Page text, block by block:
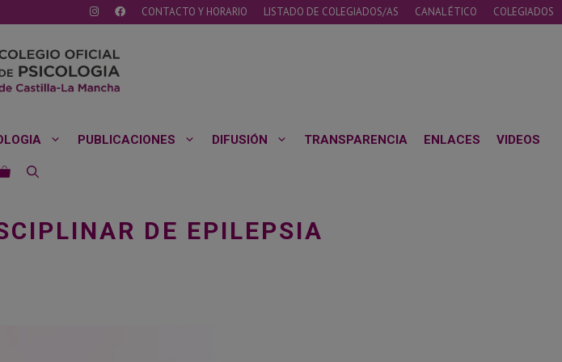
CONTACTO Y HORARIO LISTADO DE COLEGIADOS/AS CANAL ÉTICO COLEGIADOS
PUBLICACIONES DIFUSIÓN TRANSPARENCIA ENLACES VIDEOS
DE EPILEPSIA